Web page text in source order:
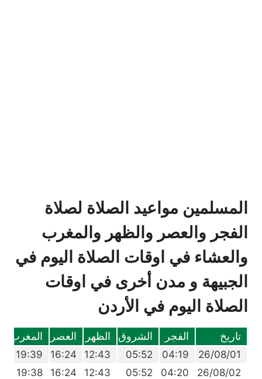
المسلمين مواعيد الصلاة لصلاة
الفجر والعصر والظهر والمغرب
والعشاء في اوقات الصلاة اليوم في
الجبيهة و مدن أخرى في اوقات
الصلاة اليوم في الأردن
تاريخ الفجر الشروق الظهر العصر المغرب
26/08/01
04:19
05:52
12:43
16:24
19:39
26/08/02
04:20
05:52
12:43
16:24
19:38